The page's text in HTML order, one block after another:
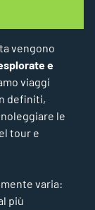
vengono
e
viaggi
definiti,
le
tour e
varia:
più